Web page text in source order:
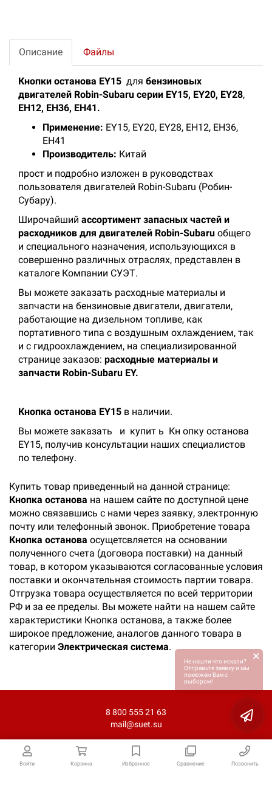
Войти Корзина Избранное Сравнение Позвонить
Описание Файлы
Кнопки останова EY15 для бензиновых
двигателей Robin-Subaru серии EY15, EY20, EY28,
EH12, EH36, EH41.
Применение: EY15, EY20, EY28, EH12, EH36,
EH41
Производитель: Китай
прост и подробно изложен в руководствах
пользователя двигателей Robin-Subaru (Робин-
Субару).
Широчайший ассортимент запасных частей и
расходников для двигателей Robin-Subaru общего
и специального назначения, использующихся в
совершенно различных отраслях, представлен в
каталоге Компании СУЭТ.
Вы можете заказать расходные материалы и
запчасти на бензиновые двигатели, двигатели,
работающие на дизельном топливе, как
портативного типа с воздушным охлаждением, так
и с гидроохлаждением, на специализированной
странице заказов: расходные материалы и
запчасти Robin-Subaru EY.
Кнопка останова EY15 в наличии.
Вы можете заказать
и купит ь Кн опку останова
EY15, получив консультации наших специалистов
по телефону.
Купить товар приведенный на данной странице:
Кнопка останова на нашем сайте по доступной цене
можно связавшись с нами через заявку, электронную
почту или телефонный звонок. Приобретение товара
Кнопка останова осущетсвляется на основании
полученного счета (договора поставки) на данный
товар, в котором указываются согласованные условия
поставки и окончательная стоимость партии товара.
Отгрузка товара осуществляется по всей территории
РФ и за ее пределы. Вы можете найти на нашем сайте
характеристики Кнопка останова, а также более
широкое предложение, аналогов данного товара в
категории Электрическая система.
8 800 555 21 63
mail@suet.su
Не нашли что искали?
Отправьте заявку и мы
поможем Вам с
выбором!
×